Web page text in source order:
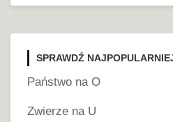
SPRAWDŹ
Państwo na O
Zwierze na U